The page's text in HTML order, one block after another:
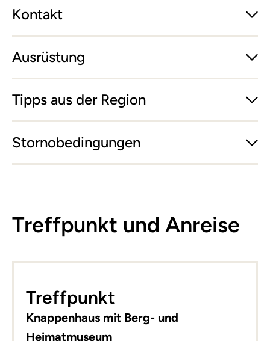
Kontakt
Ausrüstung
Tipps aus der Region
Stornobedingungen
Treffpunkt und Anreise
−
Treffpunkt
Knappenhaus mit Berg- und
Heimatmuseum